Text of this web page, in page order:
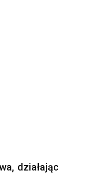
działając